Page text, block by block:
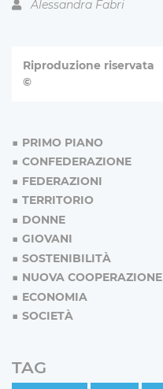
Alessandra Fabri
Riproduzione riservata
©
PRIMO PIANO
CONFEDERAZIONE
FEDERAZIONI
TERRITORIO
DONNE
GIOVANI
SOSTENIBILITÀ
NUOVA COOPERAZIONE
ECONOMIA
SOCIETÀ
TAG